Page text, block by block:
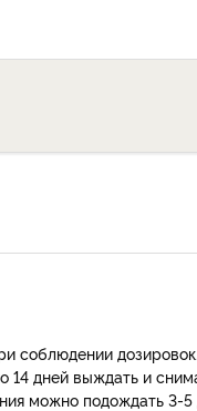
соблюдении
дней выждать и
можно подождать 3-5